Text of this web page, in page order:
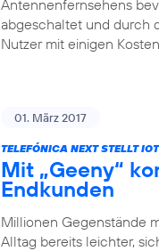
Antennenfernsehens
abgeschaltet und durch
Nutzer mit einigen
01. März 2017
TELEFÓNICA NEXT STELLT
Mit „Geeny“
Endkunden
Millionen Gegenstände
Alltag bereits leichter,